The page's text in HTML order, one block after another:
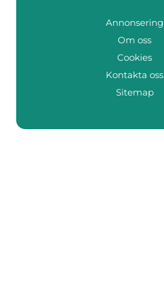
Annonsering
Om oss
Cookies
Kontakta oss
Sitemap